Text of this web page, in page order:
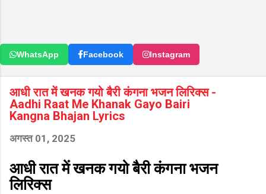
WhatsApp Facebook Instagram
आधी रात में खनक गयो बैरी कंगना भजन लिरिक्स -
Aadhi Raat Me Khanak Gayo Bairi
Kangna Bhajan Lyrics
अगस्त 01, 2025
आधी रात में खनक गयो बैरी कंगना भजन
लिरिक्स